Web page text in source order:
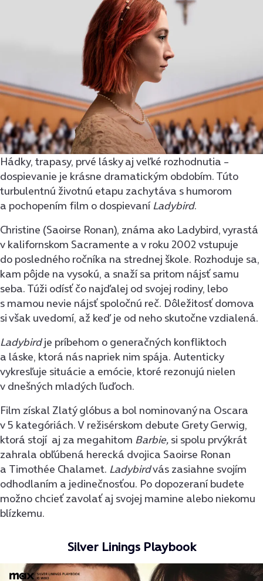
Hádky, trapasy, prvé lásky aj veľké rozhodnutia –
dospievanie je krásne dramatickým obdobím. Túto
turbulentnú životnú etapu zachytáva s humorom
a pochopením film o dospievaníLadybird.
Christine (Saoirse Ronan), známa ako Ladybird, vyrastá
v kalifornskom Sacramente a v roku 2002 vstupuje
do posledného ročníka na strednej škole. Rozhoduje sa,
kam pôjde na vysokú, a snaží sa pritom nájsť samu
seba. Túži odísť čo najďalej od svojej rodiny, lebo
s mamou nevie nájsť spoločnú reč. Dôležitosť domova
si však uvedomí, až keď je od neho skutočne vzdialená.
Ladybirdje príbehom o generačných konfliktoch
a láske, ktorá nás napriek nim spája. Autenticky
vykresľuje situácie a emócie, ktoré rezonujú nielen
v dnešných mladých ľuďoch.
Film získal Zlatý glóbus a bol nominovaný na Oscara
v 5 kategóriách. V režisérskom debute Grety Gerwig,
ktorá stojí aj za megahitom Barbie, si spolu prvýkrát
zahrala obľúbená herecká dvojica Saoirse Ronan
a Timothée Chalamet. Ladybirdvás zasiahne svojím
odhodlaním a jedinečnosťou. Po dopozeraní budete
možno chcieť zavolať aj svojej mamine alebo niekomu
blízkemu.
Silver Linings Playbook